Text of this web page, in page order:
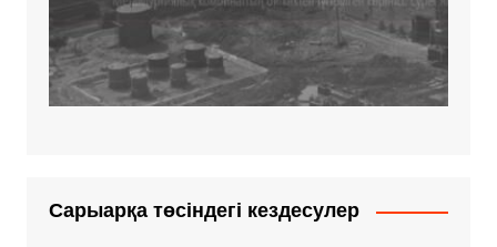
Сарыарқа төсіндегі кездесулер